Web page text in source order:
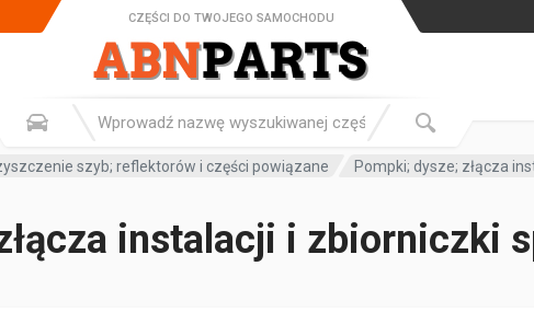
CZĘŚCI DO TWOJEGO SAMOCHODU
szyb; reflektorów i części powiązane Pompki; dysze; złącza
instalacji i zbiorniczki